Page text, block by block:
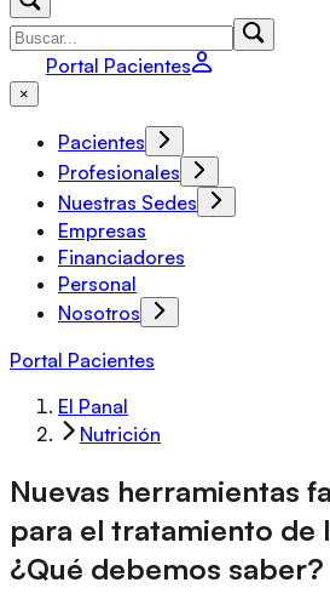
Portal Pacientes
×
Pacientes
Profesionales
Nuestras Sedes
Empresas
Financiadores
Personal
Nosotros
Portal Pacientes
El Panal
Nutrición
Nuevas herramientas
para el tratamiento de
¿Qué debemos saber?